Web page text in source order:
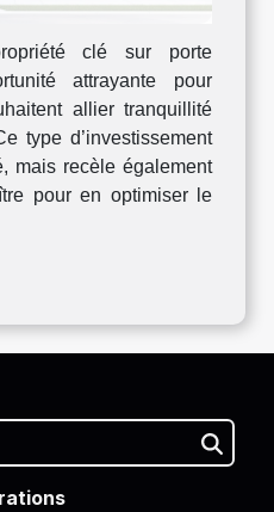
clé sur porte
attrayante pour
allier tranquillité
type d’investissement
mais recèle également
pour en optimiser le